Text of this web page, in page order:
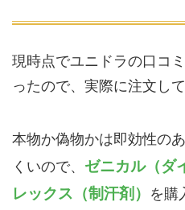
現時点でユニドラの口コ
ったので、実際に注文し
本物か偽物かは即効性の
くいので、 ゼニカル（ダ
レックス（制汗剤）
を購